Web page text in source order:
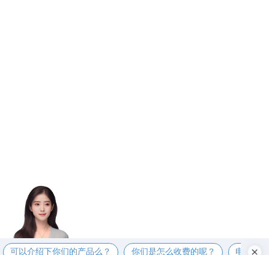
可以介绍下你们的产品么？ 你们是怎么收费的呢？ 电话